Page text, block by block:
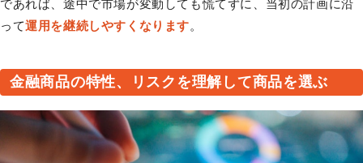
であれば、途中で市場が変動しても慌てずに、当初の計画に沿
って運用を継続しやすくなります。
金融商品の特性、リスクを理解して商品を選ぶ